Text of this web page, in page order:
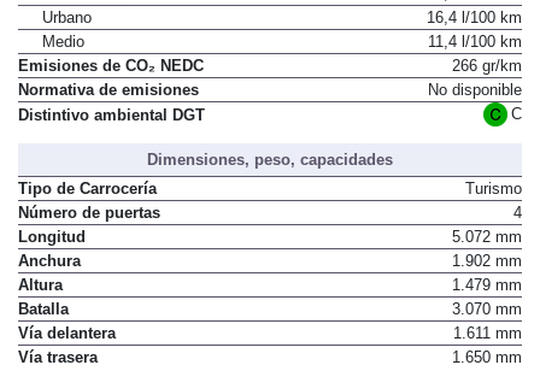
Extraurbano
8,5 l/100 km
Urbano
16,4 l/100 km
Medio
11,4 l/100 km
Emisiones de CO₂ NEDC
266 gr/km
Normativa de emisiones
No disponible
Dimensiones, peso, capacidades
Tipo de Carrocería
Turismo
Número de puertas
4
Longitud
5.072 mm
Anchura
1.902 mm
Altura
1.479 mm
Batalla
3.070 mm
Vía delantera
1.611 mm